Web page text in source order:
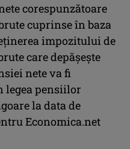
corespunzătoare
cuprinse în baza
impozitului de
care depășește
nete va fi
legea pensiilor
la data de
Economica.net